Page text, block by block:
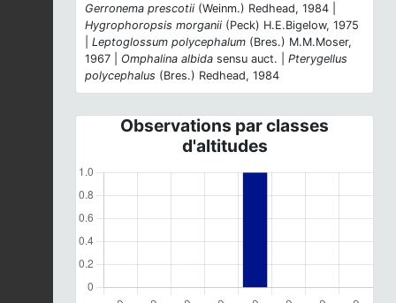
Gerronema prescotii (Weinm.) Redhead, 1984 |
Hygrophoropsis morganii (Peck) H.E.Bigelow, 1975
Leptoglossum polycephalum (Bres.) M.M.Moser,
1967 | Omphalina albida sensu auct. | Pterygellus
polycephalus (Bres.) Redhead, 1984
Observations par classes
d'altitudes